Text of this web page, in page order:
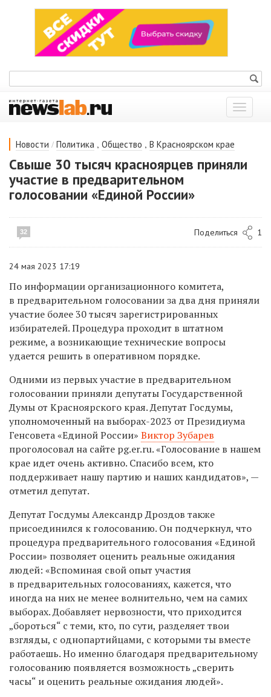
Показать
меню
Новости / Политика , Общество , В Красноярском крае
Свыше 30 тысяч красноярцев приняли
участие в предварительном
голосовании «Единой России»
32 Поделиться 1
24 мая 2023 17:19
По информации организационного комитета,
в предварительном голосовании за два дня приняли
участие более 30 тысяч зарегистрированных
избирателей. Процедура проходит в штатном
режиме, а возникающие технические вопросы
удается решить в оперативном порядке.
Одними из первых участие в предварительном
голосовании приняли депутаты Государственной
Думы от Красноярского края. Депутат Госдумы,
уполномоченный на выборах-2023 от Президиума
Генсовета «Единой России» Виктор Зубарев
проголосовал на сайте pg.er.ru. «Голосование в нашем
крае идет очень активно. Спасибо всем, кто
поддерживает нашу партию и наших кандидатов», —
отметил депутат.
Депутат Госдумы Александр Дроздов также
присоединился к голосованию. Он подчеркнул, что
процедура предварительного голосования «Единой
России» позволяет оценить реальные ожидания
людей: «Вспоминая свой опыт участия
в предварительных голосованиях, кажется, что
иногда на них не менее волнительно, чем на самих
выборах. Добавляет нервозности, что приходится
„бороться“ с теми, кто, по сути, разделяет твои
взгляды, с однопартийцами, с которыми ты вместе
работаешь. Но именно благодаря предварительному
голосованию появляется возможность „сверить
часы“ и оценить реальные ожидания людей».